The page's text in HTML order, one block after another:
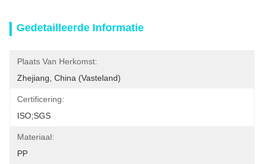
Gedetailleerde Informatie
Plaats Van Herkomst:
Zhejiang, China (vasteland)
Certificering:
ISO;SGS
Materiaal:
PP